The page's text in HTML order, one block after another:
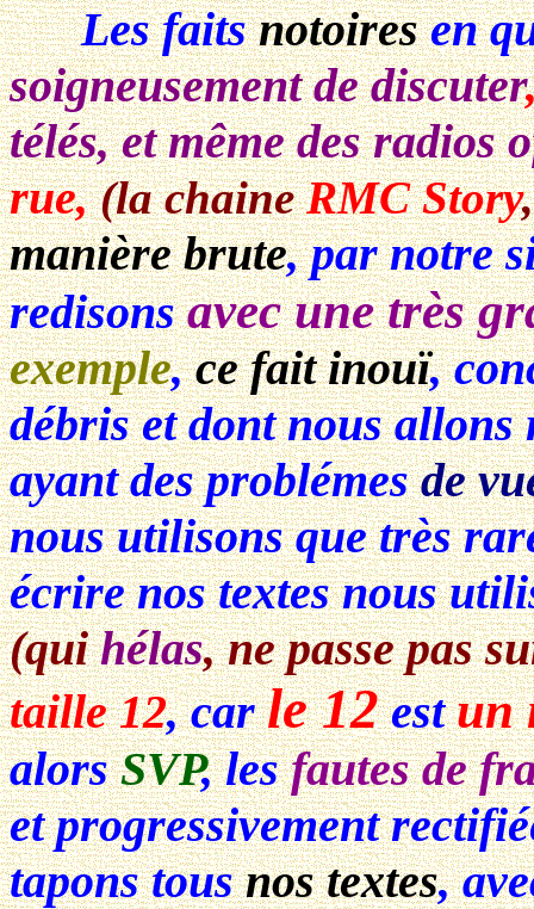
Les faitsnotoiresen
soigneusement de discuter
télés, et même des radios
rue,(la chaineRMC Story
manière brute, par notre
redisonsavec une très
exemple,ce fait inouï,
débris et dont nous
ayant des problémesde
nous utilisons que très
écrire nos textes nous
(quihélas, ne passe pas
taille 12, carle 12estun
alorsSVP, lesfautes de
et progressivement
tapons tousnos textes,